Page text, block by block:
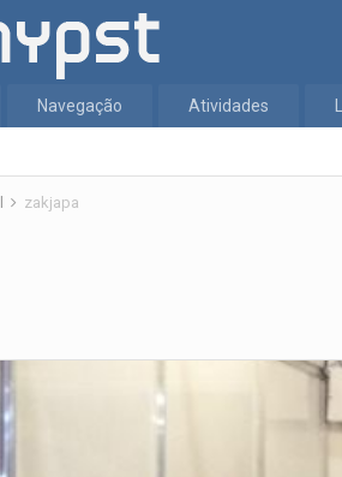
Navegação Atividades
zakjapa